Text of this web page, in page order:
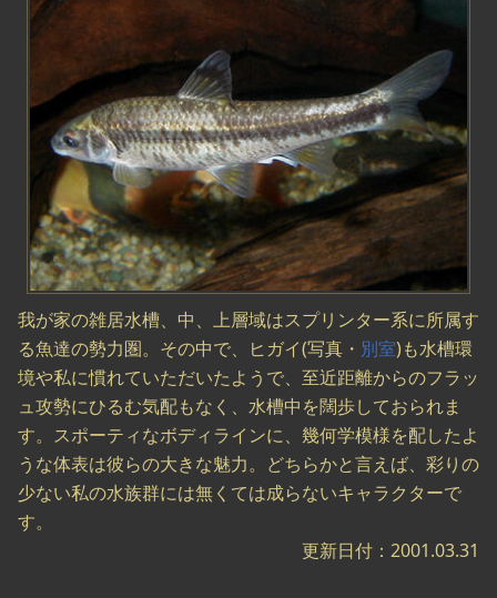
我が家の雑居水槽、中、上層域はスプリンター系に所属す
る魚達の勢力圏。その中で、ヒガイ(写真・ 別室)も水槽環
境や私に慣れていただいたようで、至近距離からのフラッ
ュ攻勢にひるむ気配もなく、水槽中を闊歩しておられま
す。スポーティなボディラインに、幾何学模様を配したよ
うな体表は彼らの大きな魅力。どちらかと言えば、彩りの
少ない私の水族群には無くては成らないキャラクターで
す。
更新日付：2001.03.31